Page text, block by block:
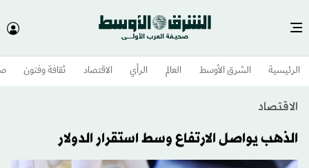
الرئيسية الشرق الأوسط​ العالم الرأي الاقتصاد ثقافة وفنون
الاقتصاد
الذهب يواصل الارتفاع وسط استقرار الدولار